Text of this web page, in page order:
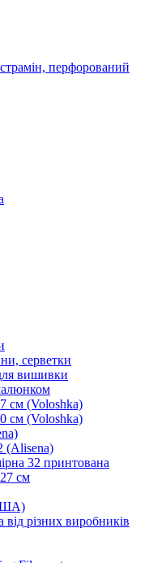
перфорований
серветки
вишивки
см (Voloshka)
см (Voloshka)
(Alisena)
32 принтована
см
від різних виробників